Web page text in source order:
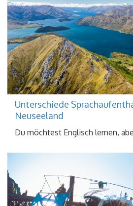
Unterschiede
Neuseeland
Du möchtest Englisch lernen,